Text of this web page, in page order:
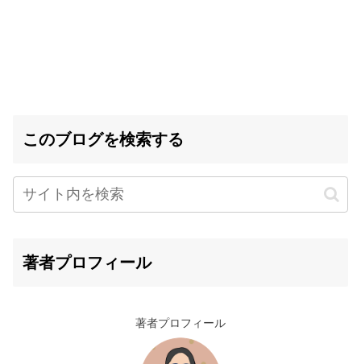
このブログを検索する
著者プロフィール
著者プロフィール